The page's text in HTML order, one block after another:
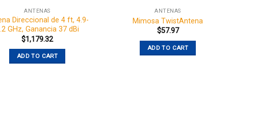
ANTENAS
Direccional de 4 ft, 4.9-
GHz, Ganancia 37 dBi
$1,179.32
ADD TO CART
ANTENAS
Mimosa TwistAntena
$57.97
ADD TO CART